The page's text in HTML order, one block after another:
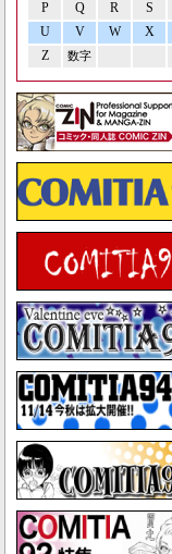
P Q R S
U
V W X
Z
数字